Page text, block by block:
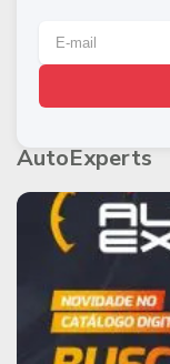
AutoExperts